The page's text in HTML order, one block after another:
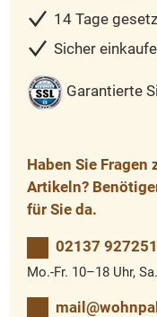
14 Tage
Sicher
Garantierte
Haben Sie
Artikeln?
für Sie da.
02137
Mo.-Fr. 10–18 Uhr,